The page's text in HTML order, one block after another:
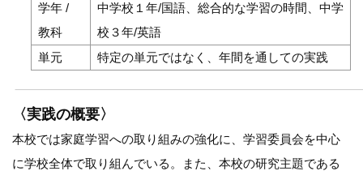
学年 /
教科
中学校１年/国語、総合的な学習の時間、中学
校３年/英語
単元
特定の単元ではなく、年間を通しての実践
〈実践の概要〉
本校では家庭学習への取り組みの強化に、学習委員会を中心
に学校全体で取り組んでいる。また、本校の研究主題である